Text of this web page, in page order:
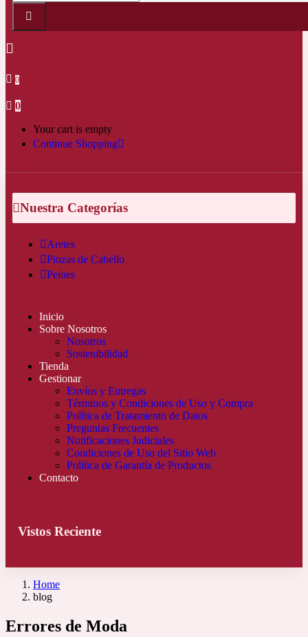
0
0
Your cart is empty
Continue Shopping
Nuestra Categorías
Aretes
Pinzas de Cabello
Peines
Inicio
Sobre Nosotros
Nosotros
Sostenibilidad
Tienda
Gestionar
Envíos y Entregas
Términos y Condiciones de Uso y Compra
Política de Tratamiento de Datos
Preguntas Frecuentes
Notificaciones Judiciales
Condiciones de Uso del Sitio Web
Política de Garantía de Productos
Contacto
Vistos Reciente
Home
blog
Errores de Moda